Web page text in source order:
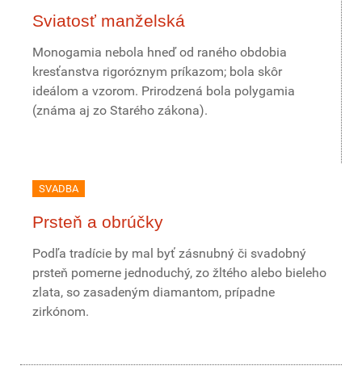
Sviatosť manželská
Monogamia nebola hneď od raného obdobia
kresťanstva rigoróznym príkazom; bola skôr
ideálom a vzorom. Prirodzená bola polygamia
(známa aj zo Starého zákona).
SVADBA
Prsteň a obrúčky
Podľa tradície by mal byť zásnubný či svadobný
prsteň pomerne jednoduchý, zo žltého alebo bieleho
zlata, so zasadeným diamantom, prípadne
zirkónom.